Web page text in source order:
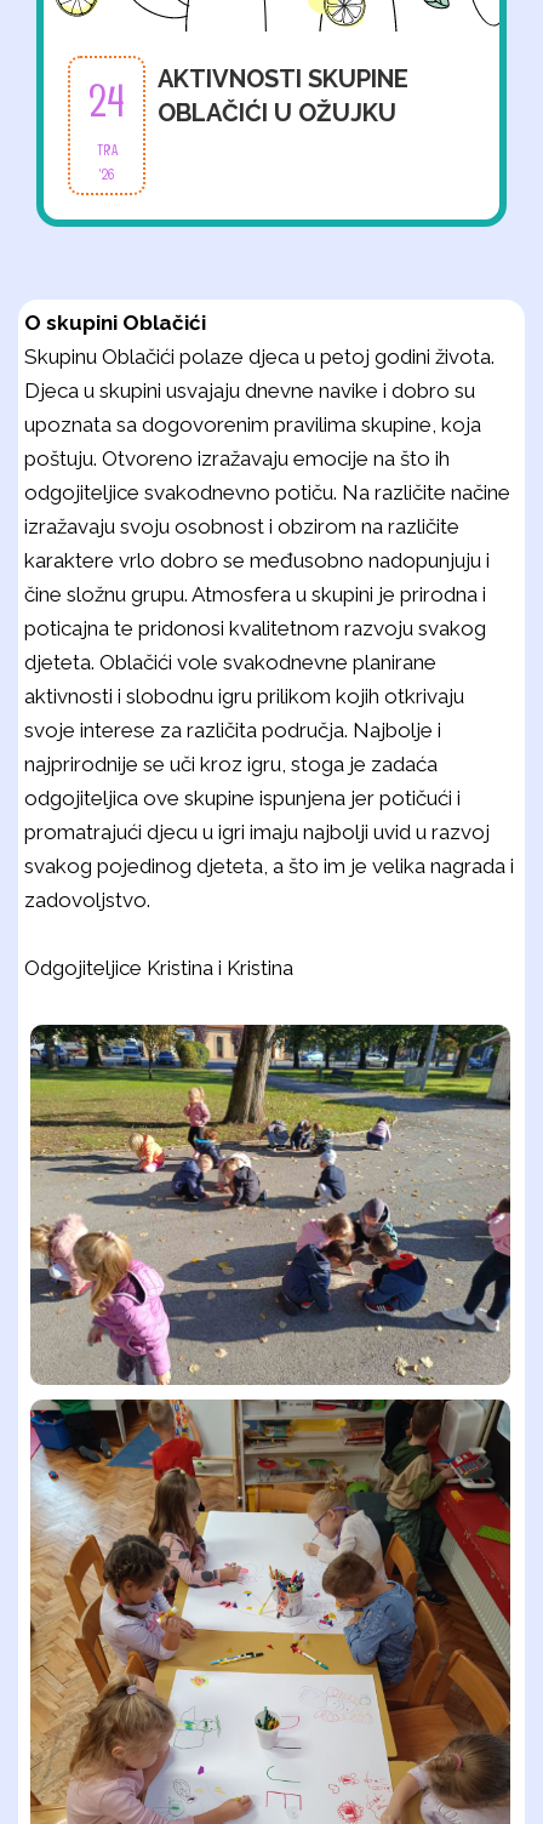
24
TRA
'26
AKTIVNOSTI SKUPINE
OBLAČIĆI U OŽUJKU
O skupini Oblačići
Skupinu Oblačići polaze djeca u petoj godini života.
Djeca u skupini usvajaju dnevne navike i dobro su
upoznata sa dogovorenim pravilima skupine, koja
poštuju. Otvoreno izražavaju emocije na što ih
odgojiteljice svakodnevno potiču. Na različite načine
izražavaju svoju osobnost i obzirom na različite
karaktere vrlo dobro se međusobno nadopunjuju i
čine složnu grupu. Atmosfera u skupini je prirodna i
poticajna te pridonosi kvalitetnom razvoju svakog
djeteta. Oblačići vole svakodnevne planirane
aktivnosti i slobodnu igru prilikom kojih otkrivaju
svoje interese za različita područja. Najbolje i
najprirodnije se uči kroz igru, stoga je zadaća
odgojiteljica ove skupine ispunjena jer potičući i
promatrajući djecu u igri imaju najbolji uvid u razvoj
svakog pojedinog djeteta, a što im je velika nagrada i
zadovoljstvo.
Odgojiteljice Kristina i Kristina